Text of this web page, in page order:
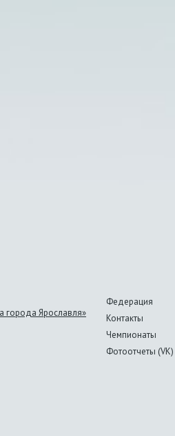
города Ярославля»
Федерация
Контакты
Чемпионаты
Фотоотчеты (VK)